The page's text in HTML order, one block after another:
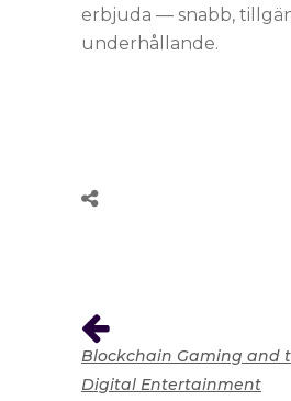
erbjuda — snabb,
underhållande.
Blockchain Gaming and
Digital Entertainment